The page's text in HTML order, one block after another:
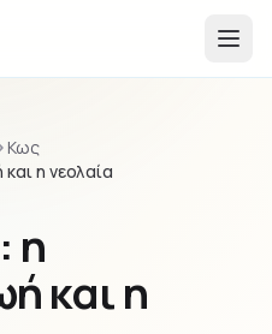
Κως
η νεολαία
η
και η